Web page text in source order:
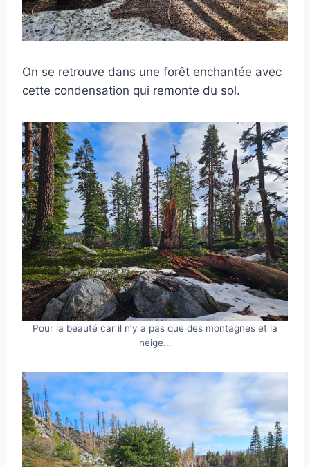
On se retrouve dans une forêt enchantée avec
cette condensation qui remonte du sol.
Pour la beauté car il n’y a pas que des montagnes et la
neige…